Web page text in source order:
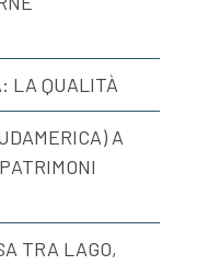
LA QUALITÀ
A
TRA LAGO,